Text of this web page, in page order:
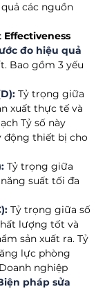
các nguồn
đo hiệu quả
Bao gồm 3 yếu
Tỷ trọng giữa
xuất thực tế và
Tỷ số này
động thiết bị cho
Tỷ trọng giữa
suất tối đa
Tỷ trọng giữa số
lượng tốt và
sản xuất ra. Tỷ
lực phòng
nghiệp
pháp sửa